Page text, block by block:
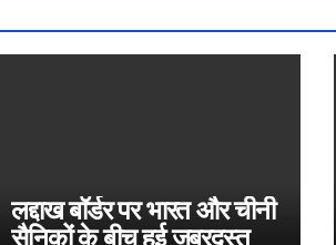
लद्दाख बॉर्डर पर भारत और चीनी
सैनिकों के बीच हुई जबरदस्त